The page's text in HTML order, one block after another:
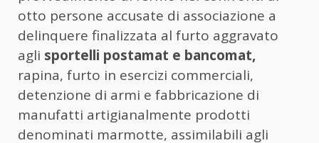
otto persone accusate di associazione a
delinquere finalizzata al furto aggravato
agli sportelli postamat e bancomat,
rapina, furto in esercizi commerciali,
detenzione di armi e fabbricazione di
manufatti artigianalmente prodotti
denominati marmotte, assimilabili agli